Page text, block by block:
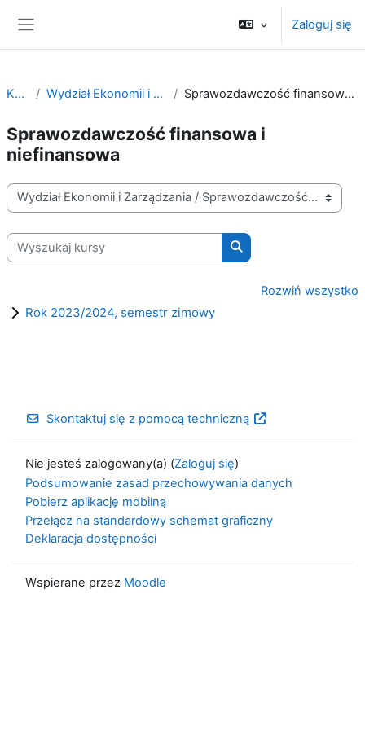
Zaloguj się
Kursy Wydział Ekonomii i Zarządzania Sprawozdawczość finansowa i niefinansowa
Sprawozdawczość finansowa i
niefinansowa
Kategorie kursów
Wyszukaj kursy
Wyszukaj kursy
Rozwiń wszystko
Rok 2023/2024, semestr zimowy
Skontaktuj się z pomocą techniczną
Nie jesteś zalogowany(a) (Zaloguj się)
Podsumowanie zasad przechowywania danych
Pobierz aplikację mobilną
Przełącz na standardowy schemat graficzny
Deklaracja dostępności
Wspierane przez Moodle